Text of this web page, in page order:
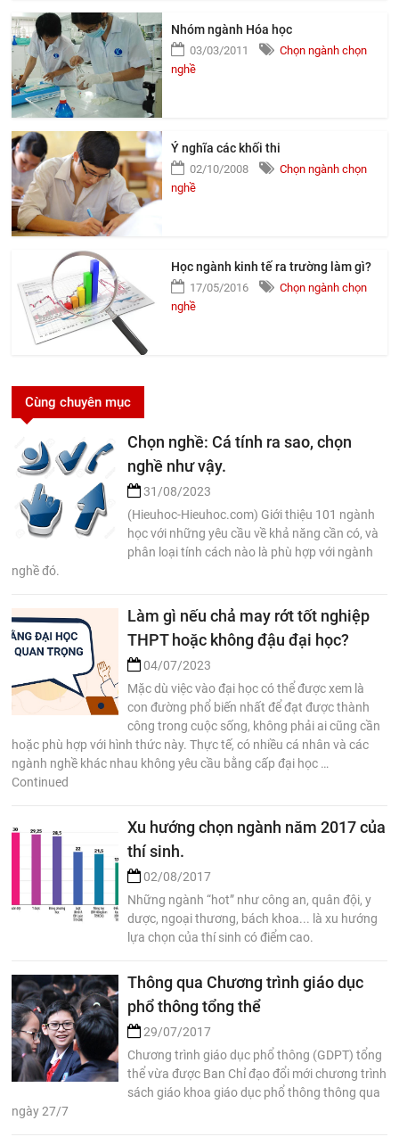
Nhóm ngành Hóa học
03/03/2011
Chọn ngành chọn
nghề
Ý nghĩa các khối thi
02/10/2008
Chọn ngành chọn
nghề
Học ngành kinh tế ra trường làm gì?
17/05/2016
Chọn ngành chọn
nghề
Cùng chuyên mục
Chọn nghề: Cá tính ra sao, chọn
nghề như vậy.
31/08/2023
(Hieuhoc-Hieuhoc.com) Giới thiệu 101 ngành
học với những yêu cầu về khả năng cần có, và
phân loại tính cách nào là phù hợp với ngành
nghề đó.
Làm gì nếu chả may rớt tốt nghiệp
THPT hoặc không đậu đại học?
04/07/2023
Mặc dù việc vào đại học có thể được xem là
con đường phổ biến nhất để đạt được thành
công trong cuộc sống, không phải ai cũng cần
hoặc phù hợp với hình thức này. Thực tế, có nhiều cá nhân và các
ngành nghề khác nhau không yêu cầu bằng cấp đại học …
Continued
Xu hướng chọn ngành năm 2017 của
thí sinh.
02/08/2017
Những ngành “hot” như công an, quân đội, y
dược, ngoại thương, bách khoa... là xu hướng
lựa chọn của thí sinh có điểm cao.
Thông qua Chương trình giáo dục
phổ thông tổng thể
29/07/2017
Chương trình giáo dục phổ thông (GDPT) tổng
thể vừa được Ban Chỉ đạo đổi mới chương trình
sách giáo khoa giáo dục phổ thông thông qua
ngày 27/7